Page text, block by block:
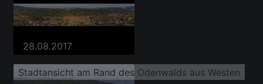
28.08.2017
Stadtansicht am Rand des Odenwalds aus Westen